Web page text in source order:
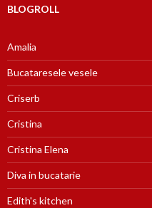
BLOGROLL
Amalia
Bucataresele vesele
Criserb
Cristina
Cristina Elena
Diva in bucatarie
Edith's kitchen